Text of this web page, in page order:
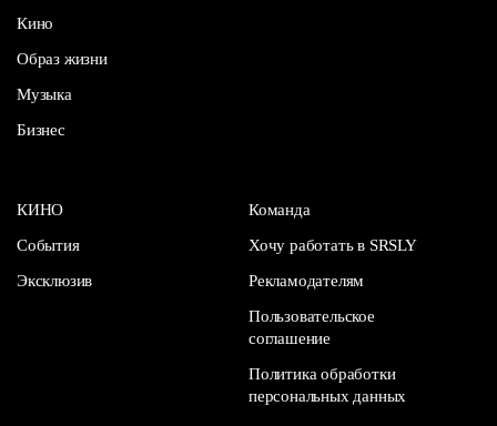
Кино
Образ жизни
Музыка
Бизнес
КИНО
События
Эксклюзив
Команда
Хочу работать в SRSLY
Рекламодателям
Пользовательское
соглашение
Политика обработки
персональных данных